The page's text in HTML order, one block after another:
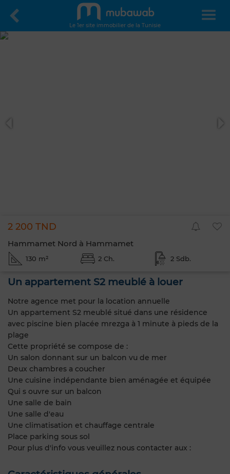
Le 1er site immobilier de la Tunisie
2 200 TND
Hammamet Nord à Hammamet
130 m² 2 Ch. 2 Sdb.
Un appartement S2 meublé à louer
Notre agence met pour la location annuelle
Un appartement S2 meublé situé dans une résidence
avec piscine bien placée mrezga à 1 minute à pieds de la
plage
Cette propriété se compose de :
Un salon donnant sur un balcon vu de mer
Deux chambres a coucher
Une cuisine indépendante bien aménagée et équipée
Qui s ouvre sur un balcon
Une salle de bain
Une salle d'eau
Une climatisation et chauffage centrale
Place parking sous sol
Pour plus d'info vous veuillez nous contacter aux :